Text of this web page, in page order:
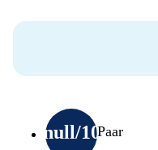
null/10Paar